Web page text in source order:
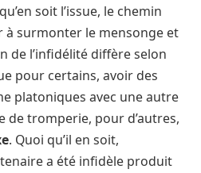
soit l’issue, le chemin
surmonter le mensonge et
de l’infidélité diffère selon
pour certains, avoir des
platoniques avec une autre
de tromperie, pour d’autres,
. Quoi qu’il en soit,
a été infidèle produit